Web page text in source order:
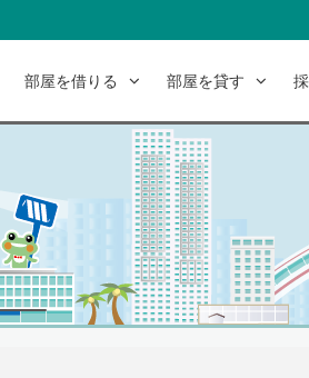
部屋を借りる 部屋を貸す